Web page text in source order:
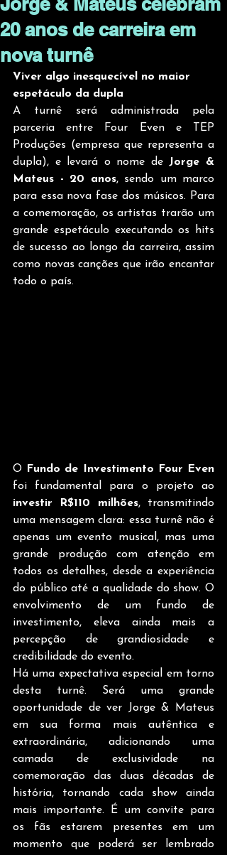
20 anos de carreira em
nova turnê
Viver algo inesquecível no maior
espetáculo da dupla
A turnê será administrada pela
parceria entre Four Even e TEP
Produções (empresa que representa a
dupla), e levará o nome de Jorge &
Mateus - 20 anos, sendo um marco
para essa nova fase dos músicos. Para
a comemoração, os artistas trarão um
grande espetáculo executando os hits
de sucesso ao longo da carreira, assim
como novas canções que irão encantar
todo o país.
O Fundo de Investimento Four Even
investir R$110 milhões, transmitindo
uma mensagem clara: essa turnê não é
apenas um evento musical, mas uma
grande produção com atenção em
todos os detalhes, desde a experiência
do público até a qualidade do show. O
envolvimento de um fundo de
investimento, eleva ainda mais a
percepção de grandiosidade e
credibilidade do evento.
Há uma expectativa especial em torno
desta turnê. Será uma grande
oportunidade de ver Jorge & Mateus
em sua forma mais autêntica e
extraordinária, adicionando uma
camada de exclusividade na
comemoração das duas décadas de
história, tornando cada show ainda
mais importante. É um convite para
os fãs estarem presentes em um
momento que poderá ser lembrado